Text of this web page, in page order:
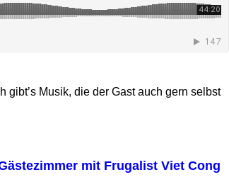
gibt’s Musik, die der Gast auch gern selbst
mit Frugalist Viet Cong